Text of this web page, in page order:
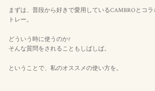
まずは、普段から好きで愛用しているCAMBROとコ
トレー。
どういう時に使うのか?
そんな質問をされることもしばしば。
ということで、私のオススメの使い方を。